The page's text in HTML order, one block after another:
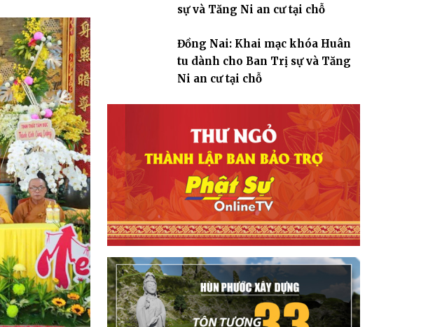
sự và Tăng Ni an cư tại chỗ
Đồng Nai: Khai mạc khóa Huân
tu dành cho Ban Trị sự và Tăng
Ni an cư tại chỗ